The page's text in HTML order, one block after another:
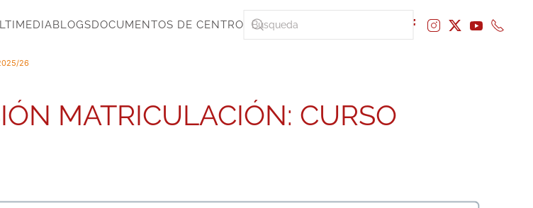
BLOGSDOCUMENTOS DE CENTRO
26
MATRICULACIÓN: CURSO